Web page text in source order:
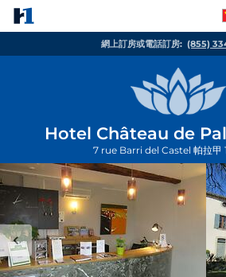
網上訂房或電話訂房: (855)
Hotel Château de
7 rue Barri del Castel 帕拉甲